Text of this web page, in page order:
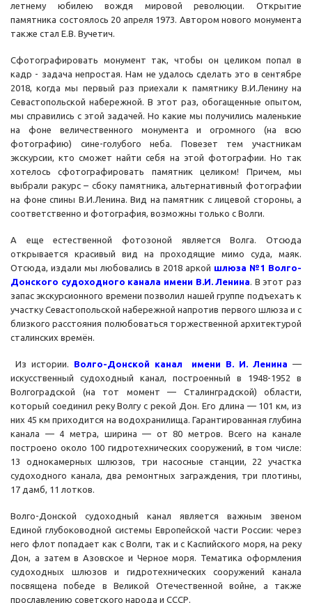
летнему юбилею вождя мировой революции. Открытие
памятника состоялось 20 апреля 1973. Автором нового монумента
также стал Е.В. Вучетич.
Сфотографировать монумент так, чтобы он целиком попал в
кадр - задача непростая. Нам не удалось сделать это в сентябре
2018, когда мы первый раз приехали к памятнику В.И.Ленину на
Севастопольской набережной. В этот раз, обогащенные опытом,
мы справились с этой задачей. Но какие мы получились маленькие
на фоне величественного монумента и огромного (на всю
фотографию) сине-голубого неба. Повезет тем участникам
экскурсии, кто сможет найти себя на этой фотографии. Но так
хотелось сфотографировать памятник целиком! Причем, мы
выбрали ракурс – сбоку памятника, альтернативный фотографии
на фоне спины В.И.Ленина. Вид на памятник с лицевой стороны, а
соответственно и фотография, возможны только с Волги.
А еще естественной фотозоной является Волга. Отсюда
открывается красивый вид на проходящие мимо суда, маяк.
Отсюда, издали мы любовались в 2018 аркой шлюза №1 Волго-
Донского судоходного канала имени В.И. Ленина. В этот раз
запас экскурсионного времени позволил нашей группе подъехать к
участку Севастопольской набережной напротив первого шлюза и с
близкого расстояния полюбоваться торжественной архитектурой
сталинских времён.
Из истории. Волго-Донской канал имени В. И. Ленина —
искусственный судоходный канал, построенный в 1948-1952 в
Волгоградской (на тот момент — Сталинградской) области,
который соединил реку Волгу с рекой Дон. Его длина — 101 км, из
них 45 км приходится на водохранилища. Гарантированная глубина
канала — 4 метра, ширина — от 80 метров. Всего на канале
построено около 100 гидротехнических сооружений, в том числе:
13 однокамерных шлюзов, три насосные станции, 22 участка
судоходного канала, два ремонтных заграждения, три плотины,
17 дамб, 11 лотков.
Волго-Донской судоходный канал является важным звеном
Единой глубоководной системы Европейской части России: через
него флот попадает как с Волги, так и с Каспийского моря, на реку
Дон, а затем в Азовское и Черное моря. Тематика оформления
судоходных шлюзов и гидротехнических сооружений канала
посвящена победе в Великой Отечественной войне, а также
прославлению советского народа и СССР.